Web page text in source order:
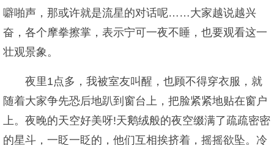
噼啪声，那或许就是流星的对话呢……大家越说越兴
奋，各个摩拳擦掌，表示宁可一夜不睡，也要观看这一
壮观景象。
夜里1点多，我被室友叫醒，也顾不得穿衣服，就
随着大家争先恐后地趴到窗台上，把脸紧紧地贴在窗户
上。夜晚的天空好美呀!天鹅绒般的夜空缀满了疏疏密密
的星斗，一眨一眨的，他们互相挨挤着，摇摇欲坠。冷